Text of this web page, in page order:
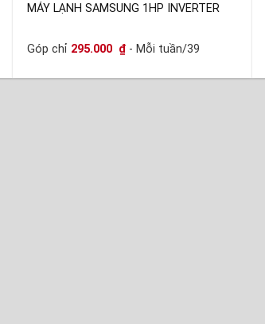
MÁY LẠNH SAMSUNG 1HP INVERTER
Góp chỉ 295.000 ₫ - Mỗi tuần/39